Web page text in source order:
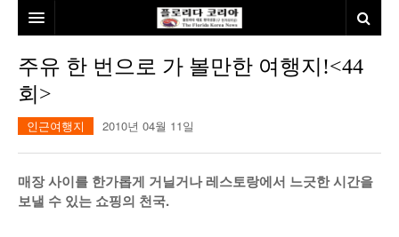
본사소개
뉴스
미국
발행인칼럼
건강
주유 한 번으로 가 볼만한 여행지!<44
회>
인근여행지 2010년 04월 11일
매장 사이를 한가롭게 거닐거나 레스토랑에서 느긋한 시간을
보낼 수 있는 쇼핑의 천국.